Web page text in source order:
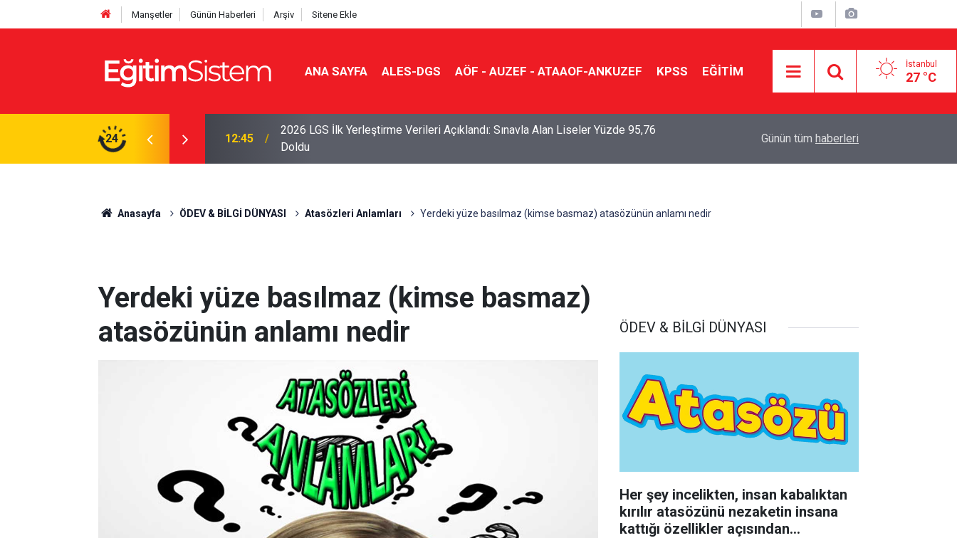
Manşetler Günün Haberleri Arşiv Sitene Ekle
ANA SAYFA ALES-DGS AÖF - AUZEF - ATAAOF-ANKUZEF KPSS EĞİTİM İstanbul
27 °C
24
Belli Oldu: İki Program 500 Puanla
12:45
2026 LGS İlk Yerleştirme Verileri Açıklandı: Sınavla Alan Liseler Yüzde 95,76
Doldu
Tercihine Yerleşti
Günün tüm haberleri
Anasayfa ÖDEV & BİLGİ DÜNYASI Atasözleri Anlamları Yerdeki yüze basılmaz (kimse basmaz) atasözünün anlamı nedir
Yerdeki yüze basılmaz (kimse basmaz)
atasözünün anlamı nedir
ÖDEV & BİLGİ DÜNYASI
Her şey incelikten, insan kabalıktan
kırılır atasözünü nezaketin insana
kattığı özellikler açısından